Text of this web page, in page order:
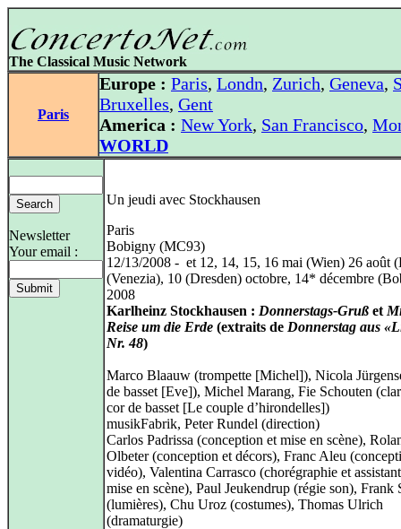
The Classical Music Network
Paris
Europe : Paris, Londn, Zurich, Geneva,
Bruxelles, Gent
America : New York, San Francisco,
WORLD
Newsletter
Your email :
Un jeudi avec Stockhausen
Paris
Bobigny (MC93)
12/13/2008 - et 12, 14, 15, 16 mai (Wien) 26 août
(Venezia), 10 (Dresden) octobre, 14* décembre
2008
Karlheinz Stockhausen : Donnerstags-Gruß et
Reise um die Erde (extraits de Donnerstag aus
Nr. 48)
Marco Blaauw (trompette [Michel]), Nicola
de basset [Eve]), Michel Marang, Fie Schouten
cor de basset [Le couple d’hirondelles])
musikFabrik, Peter Rundel (direction)
Carlos Padrissa (conception et mise en scène),
Olbeter (conception et décors), Franc Aleu
vidéo), Valentina Carrasco (chorégraphie et
mise en scène), Paul Jeukendrup (régie son), Frank
(lumières), Chu Uroz (costumes), Thomas Ulrich
(dramaturgie)